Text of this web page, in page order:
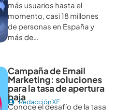
más usuarios hasta el
momento, casi 18 millones
de personas en España y
más de…
Campaña de Email
Marketing: soluciones
para la tasa de apertura
bajaRedacción XF
Conoce el desafío de la tasa